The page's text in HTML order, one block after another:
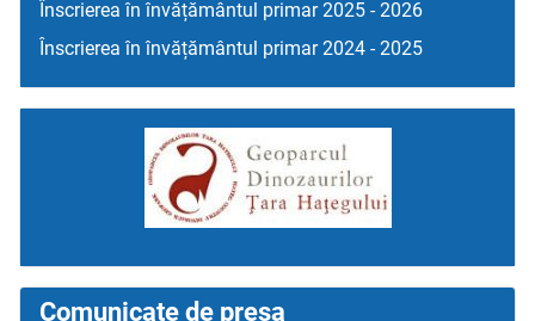
Înscrierea în învățământul primar 2025 - 2026
Înscrierea în învățământul primar 2024 - 2025
Comunicate de presa